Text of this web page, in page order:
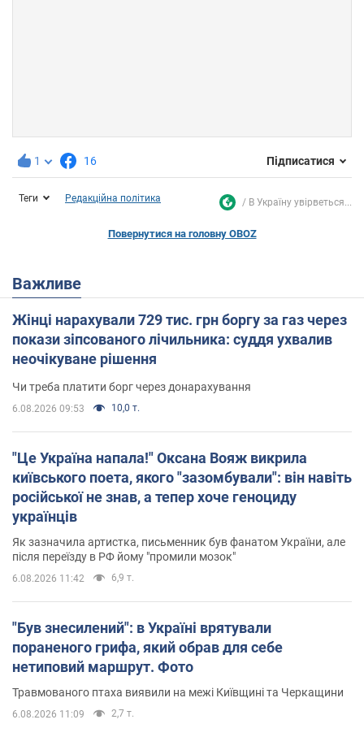
1 16 Підписатися
Теги Редакційна політика В Україну увірветься...
Повернутися на головну OBOZ
Важливе
Жінці нарахували 729 тис. грн боргу за газ через
покази зіпсованого лічильника: суддя ухвалив
неочікуване рішення
Чи треба платити борг через донарахування
6.08.2026 09:53 10,0 т.
"Це Україна напала!" Оксана Вояж викрила
київського поета, якого "зазомбували": він навіть
російської не знав, а тепер хоче геноциду
українців
Як зазначила артистка, письменник був фанатом України, але
після переїзду в РФ йому "промили мозок"
6.08.2026 11:42 6,9 т.
"Був знесилений": в Україні врятували
пораненого грифа, який обрав для себе
нетиповий маршрут. Фото
Травмованого птаха виявили на межі Київщині та Черкащини
6.08.2026 11:09 2,7 т.